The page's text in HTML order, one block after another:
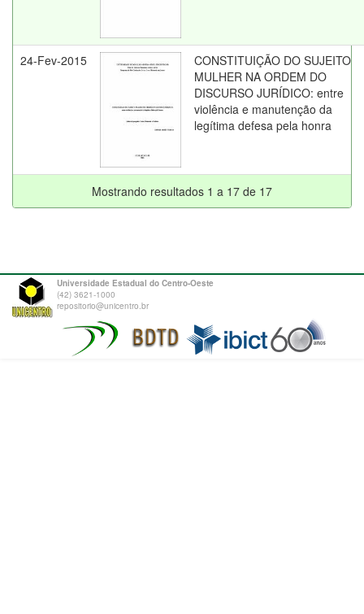
24-Fev-2015
CONSTITUIÇÃO DO SUJEITO
MULHER NA ORDEM DO
DISCURSO JURÍDICO: entre
violência e manutenção da
legítima defesa pela honra
Mostrando resultados 1 a 17 de 17
Universidade Estadual do Centro-Oeste
(42) 3621-1000
repositorio@unicentro.br